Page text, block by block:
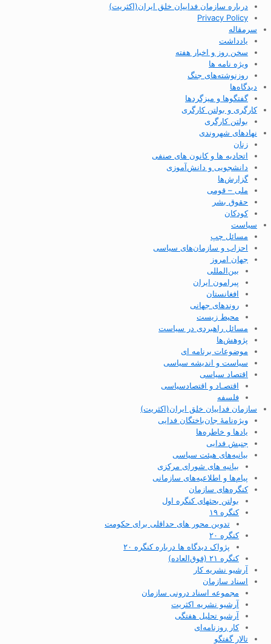
درباره سازمان فداییان خلق ایران(اکثریت)
Privacy Policy
سرمقاله
یادداشت
سخن روز و اخبار هفته
ویژه نامه ها
روزنوشته‌های جنگ
دیدگاه‌ها
گفتگوها و میزگردها
کارگری و بولتن کارگری
بولتن کارگری
نهادهای شهروندی
زنان
اتحادیه ها و کانون های صنفی
دانشجویی و دانش‌آموزی
گزارش‌ها
ملی – قومی
حقوق بشر
کودکان
سیاست
مسائل چپ
احزاب و سازمان‌های سیاسی
جهان امروز
بین‌المللی
پیرامون ایران
افغانستان
روندهای جهانی
محیط زیست
مسائل راهبردی در سیاست
پژوهش‌ها
موضوعات برنامه ای
سیاست و اندیشه سیاسی
اقتصاد سیاسی
اقتصـاد و اقتصاد‌سیاسی
فلسفه
سازمان فداییان خلق ایران(اکثریت)
ویژه‌نامهٔ جان‌باختگان فدایی
یادها و خاطره‌ها
جنبش فدایی
بیانیه‌های هیئت سیاسی
بیانیه های شورای مرکزی
پیام‌ها و اطلاعیه‌های سازمانی
کنگره‌های سازمان
بولتن بحثهای کنگره اول
کنگره ۱۹
تدوین محور های حداقلی برای حکومت
کنگره ۲۰
پژواک دیدگاه ها درباره کنگره ۲۰
کنگره ۲۱ (فوق‌العاده)
آرشیو نشریه کار
اسناد سازمان
مجموعه اسناد درونی سازمان
آرشیو نشریه اکثریت
آرشیو تحلیل هفتگی
کار روزنامه‌ای
تالار گفتگو